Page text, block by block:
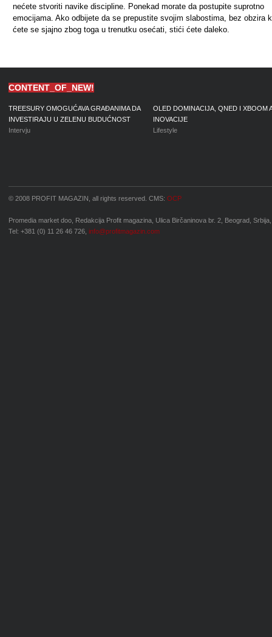
nećete stvoriti navike discipline. Ponekad morate da postupite suprotno
emocijama. Ako odbijete da se prepustite svojim slabostima, bez obzira
ćete se sjajno zbog toga u trenutku osećati, stići ćete daleko.
CONTENT_OF_NEW!
TREESURY OMOGUĆAVA GRAĐANIMA DA
INVESTIRAJU U ZELENU BUDUĆNOST
Intervju
OLED DOMINACIJA, QNED I XBOOM
INOVACIJE
Lifestyle
© 2008 PROFIT MAGAZIN, all rights reserved. CMS: OCP
Promedia market doo, Redakcija Profit magazina, Ulica Birčaninova br. 2, Beograd, Srbija,
Tel: +381 (0) 11 26 46 726, info@profitmagazin.com